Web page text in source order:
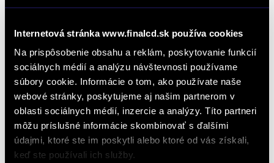
Internetová stránka www.finalcd.sk používa cookies
Na prispôsobenie obsahu a reklám, poskytovanie funkcií
sociálnych médií a analýzu návštevnosti používame
súbory cookie. Informácie o tom, ako používate naše
webové stránky, poskytujeme aj našim partnerom v
oblasti sociálnych médií, inzercie a analýzy. Títo partneri
môžu príslušné informácie skombinovať s ďalšími
údajmi, ktoré ste im poskytli alebo ktoré od vás získali,
keď ste používali ich služby.
Centrál
Dovoz
Elektrické okná predné
Elektricke okná zadné